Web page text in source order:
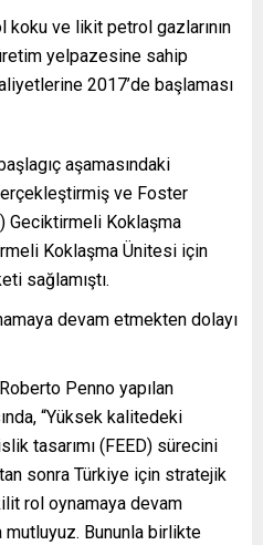
koku ve likit petrol gazlarının
yelpazesine sahip
2017’de başlaması
aşamasındaki
ve Foster
Geciktirmeli Koklaşma
Koklaşma Ünitesi için
sağlamıştı.
devam etmekten dolayı
Penno yapılan
“Yüksek kalitedeki
tasarımı (FEED) sürecini
sonra Türkiye için stratejik
rol oynamaya devam
Bununla birlikte